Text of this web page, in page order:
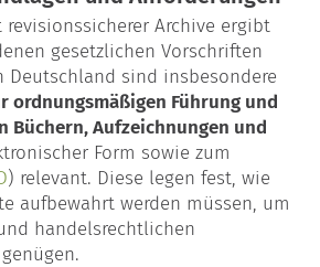
Kontakt
Glossar
Blog
revisionssicherer Archive ergibt
gesetzlichen Vorschriften
sind insbesondere
ordnungsmäßigen Führung und
Büchern, Aufzeichnungen und
Form sowie zum
) relevant. Diese legen fest, wie
aufbewahrt werden müssen, um
handelsrechtlichen